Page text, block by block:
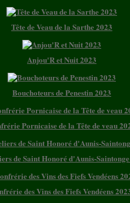
Tête de Veau de la Sarthe 2023
Anjou'R et Nuit 2023
Bouchoteurs de Penestin 2023
Pornicaise de la Tête de veau
de Saint Honoré d'Aunis-
des Vins des Fiefs Vendéens